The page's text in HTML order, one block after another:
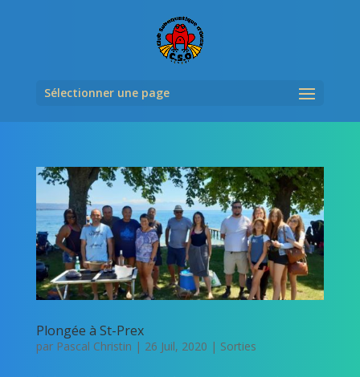
Sélectionner une page
Plongée à St-Prex
par Pascal Christin | 26 Juil, 2020 | Sorties